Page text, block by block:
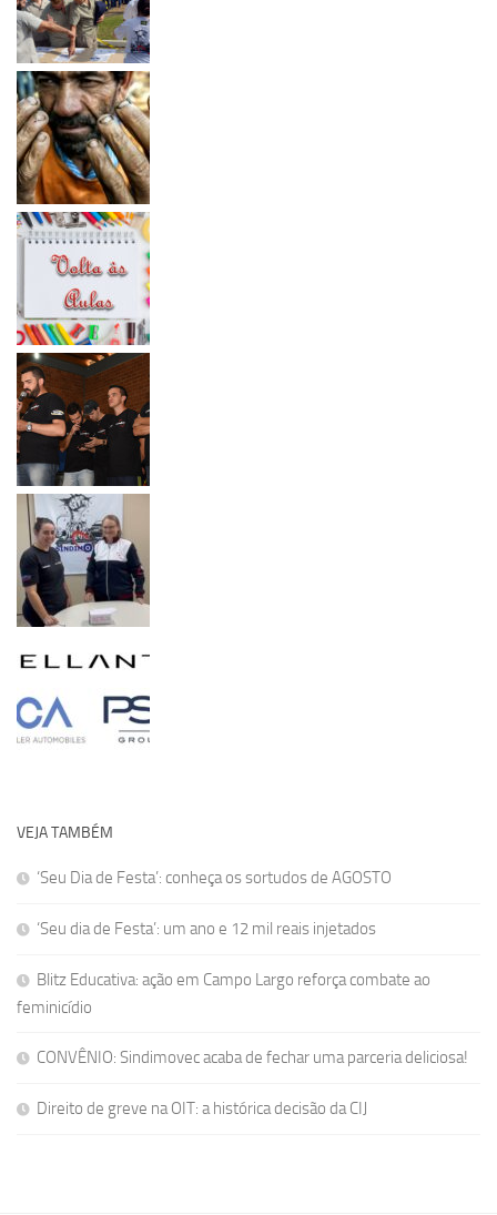
VEJA TAMBÉM
‘Seu Dia de Festa’: conheça os sortudos de AGOSTO
‘Seu dia de Festa’: um ano e 12 mil reais injetados
Blitz Educativa: ação em Campo Largo reforça combate ao
feminicídio
CONVÊNIO: Sindimovec acaba de fechar uma parceria deliciosa!
Direito de greve na OIT: a histórica decisão da CIJ